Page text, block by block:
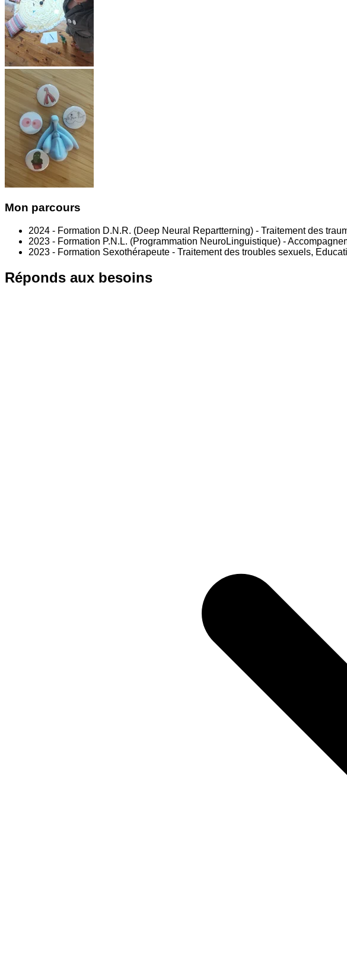
Mon parcours
2024 - Formation D.N.R. (Deep Neural Repartterning) - Traitement des
2023 - Formation P.N.L. (Programmation NeuroLinguistique) -
2023 - Formation Sexothérapeute - Traitement des troubles sexuels,
Réponds aux besoins